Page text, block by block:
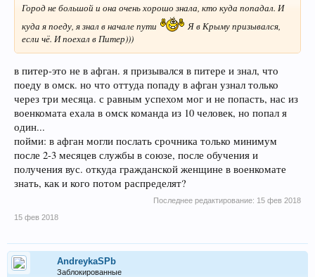
Город не большой и она очень хорошо знала, кто куда попадал. И
куда я поеду, я знал в начале пути
Я в Крыму призывался,
если чё. И поехал в Питер)))
в питер-это не в афган. я призывался в питере и знал, что
поеду в омск. но что оттуда попаду в афган узнал только
через три месяца. с равным успехом мог и не попасть, нас из
военкомата ехала в омск команда из 10 человек, но попал я
один...
пойми: в афган могли послать срочника только минимум
после 2-3 месяцев службы в союзе, после обучения и
получения вус. откуда гражданской женщине в военкомате
знать, как и кого потом распределят?
Последнее редактирование: 15 фев 2018
15 фев 2018
AndreykaSPb
Заблокированные